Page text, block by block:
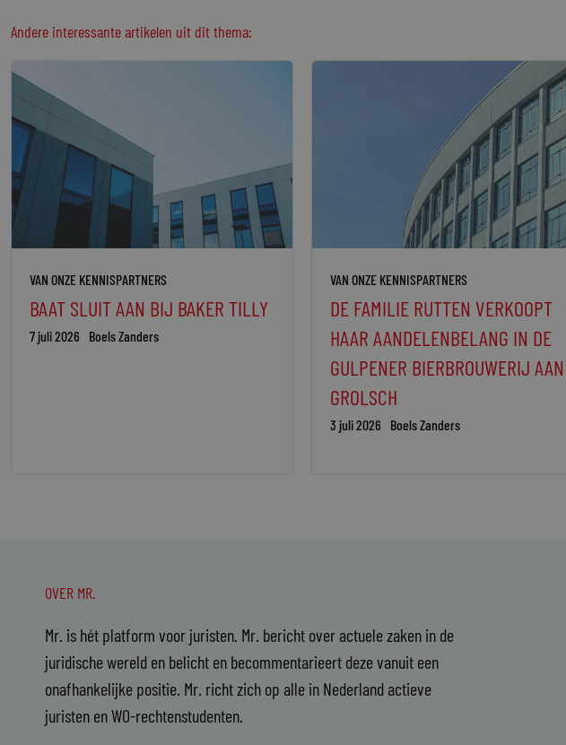
Andere interessante artikelen uit dit thema:
VAN ONZE KENNISPARTNERS
BAAT SLUIT AAN BIJ BAKER TILLY
7 juli 2026 Boels Zanders
VAN ONZE KENNISPARTNERS
DE FAMILIE RUTTEN VERKOOPT
HAAR AANDELENBELANG IN DE
GULPENER BIERBROUWERIJ AAN
GROLSCH
3 juli 2026 Boels Zanders
OVER MR.
Mr. is hét platform voor juristen. Mr. bericht over actuele zaken in de
juridische wereld en belicht en becommentarieert deze vanuit een
onafhankelijke positie. Mr. richt zich op alle in Nederland actieve
juristen en WO-rechtenstudenten.